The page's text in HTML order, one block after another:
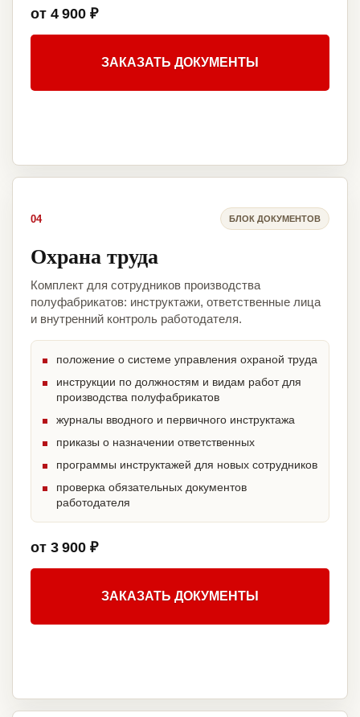
от 4 900 ₽
ЗАКАЗАТЬ ДОКУМЕНТЫ
04 БЛОК ДОКУМЕНТОВ
Охрана труда
Комплект для сотрудников производства
полуфабрикатов: инструктажи, ответственные лица
и внутренний контроль работодателя.
положение о системе управления охраной труда
инструкции по должностям и видам работ для
производства полуфабрикатов
журналы вводного и первичного инструктажа
приказы о назначении ответственных
программы инструктажей для новых сотрудников
проверка обязательных документов
работодателя
от 3 900 ₽
ЗАКАЗАТЬ ДОКУМЕНТЫ